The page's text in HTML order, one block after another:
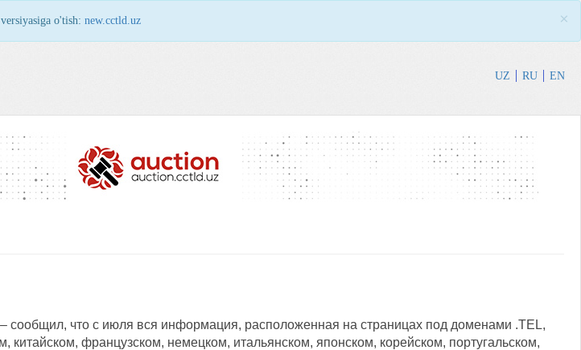
o'tish: new.cctld.uz ×
UZ RU EN
– сообщил, что с июля вся информация, расположенная на страницах под доменами .TEL,
китайском, французском, немецком, итальянском, японском, корейском, португальском,